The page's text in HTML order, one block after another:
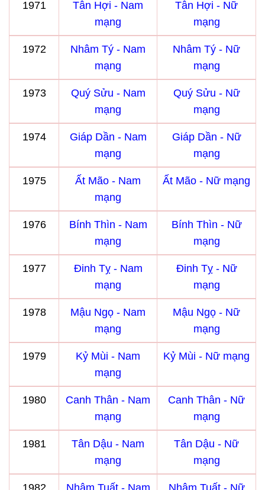
1971
Tân Hợi - Nam
mạng
Tân Hợi - Nữ
mạng
1972
Nhâm Tý - Nam
mạng
Nhâm Tý - Nữ
mạng
1973
Quý Sửu - Nam
mạng
Quý Sửu - Nữ
mạng
1974
Giáp Dần - Nam
mạng
Giáp Dần - Nữ
mạng
1975
Ất Mão - Nam
mạng
Ất Mão - Nữ mạng
1976
Bính Thìn - Nam
mạng
Bính Thìn - Nữ
mạng
1977
Đinh Tỵ - Nam
mạng
Đinh Tỵ - Nữ
mạng
1978
Mậu Ngọ - Nam
mạng
Mậu Ngọ - Nữ
mạng
1979
Kỷ Mùi - Nam
mạng
Kỷ Mùi - Nữ mạng
1980
Canh Thân - Nam
mạng
Canh Thân - Nữ
mạng
1981
Tân Dậu - Nam
mạng
Tân Dậu - Nữ
mạng
1982 Nhâm Tuất - Nam Nhâm Tuất - Nữ